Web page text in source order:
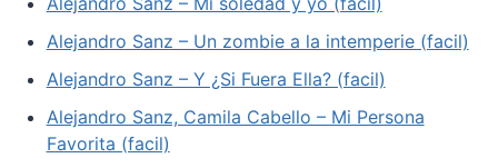
Alejandro Sanz – Un zombie a la intemperie (facil)
Alejandro Sanz – Y ¿Si Fuera Ella? (facil)
Alejandro Sanz, Camila Cabello – Mi Persona
Favorita (facil)